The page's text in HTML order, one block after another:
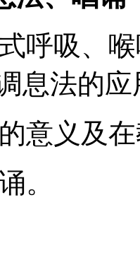
呼吸、
息法的应
意义及
。